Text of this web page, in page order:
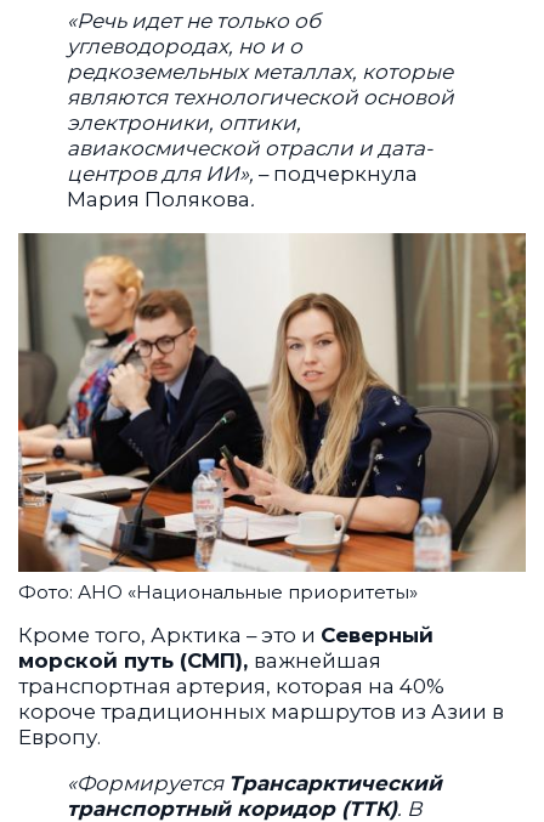
«Речь идет не только об
углеводородах, но и о
редкоземельных металлах, которые
являются технологической основой
электроники, оптики,
авиакосмической отрасли и дата-
центров для ИИ», – подчеркнула
Мария Полякова.
Фото: АНО «Национальные приоритеты»
Кроме того, Арктика – это и Северный
морской путь (СМП), важнейшая
транспортная артерия, которая на 40%
короче традиционных маршрутов из Азии в
Европу.
«Формируется Трансарктический
транспортный коридор (ТТК). В